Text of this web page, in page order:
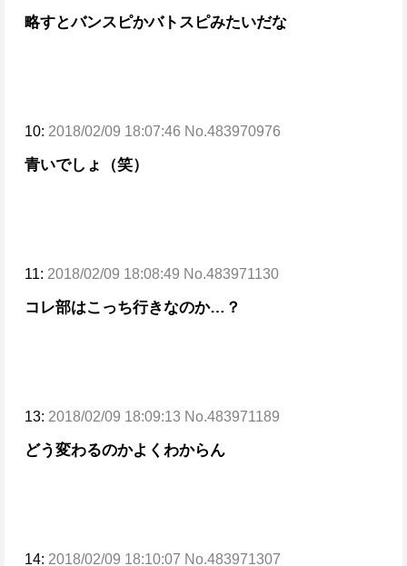
略すとバンスピかバトスピみたいだな
10: 2018/02/09 18:07:46 No.483970976
青いでしょ（笑）
11: 2018/02/09 18:08:49 No.483971130
コレ部はこっち行きなのか…？
13: 2018/02/09 18:09:13 No.483971189
どう変わるのかよくわからん
14: 2018/02/09 18:10:07 No.483971307